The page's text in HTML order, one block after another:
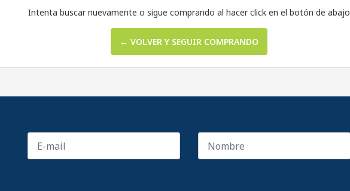
Intenta buscar nuevamente o sigue comprando al hacer click en el botón de abajo
← VOLVER Y SEGUIR COMPRANDO